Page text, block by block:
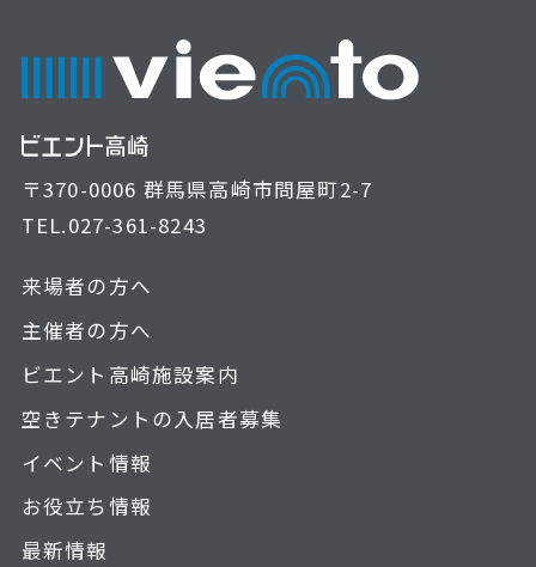
〒370-0006 群馬県高崎市問屋町2-7
TEL.027-361-8243
来場者の方へ
主催者の方へ
ビエント高崎施設案内
空きテナントの入居者募集
イベント情報
お役立ち情報
最新情報